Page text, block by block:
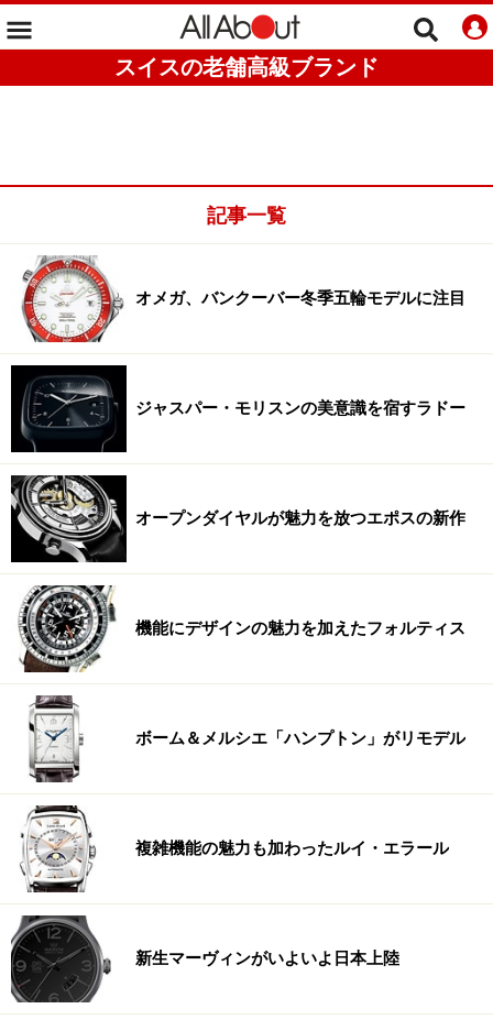
スイスの老舗高級ブランド
記事一覧
オメガ、バンクーバー冬季五輪モデルに注目
ジャスパー・モリスンの美意識を宿すラドー
オープンダイヤルが魅力を放つエポスの新作
機能にデザインの魅力を加えたフォルティス
ボーム＆メルシエ「ハンプトン」がリモデル
複雑機能の魅力も加わったルイ・エラール
新生マーヴィンがいよいよ日本上陸